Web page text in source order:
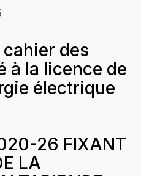
2022 DE SCL
des
à la licence de
électrique
26 FIXANT
LA